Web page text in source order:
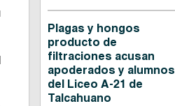
Plagas y hongos
producto de
filtraciones acusan
apoderados y alumnos
del Liceo A-21 de
Talcahuano